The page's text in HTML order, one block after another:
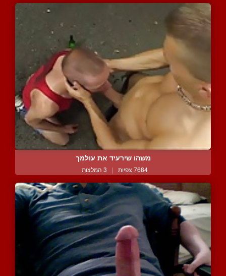
משהו שירעיד את עולמך
7684 צפיות | 3 המלצות